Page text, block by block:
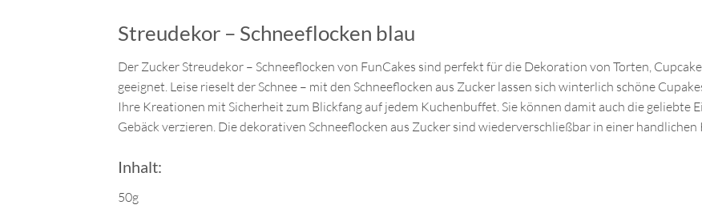
Streudekor – Schneeflocken blau
Der Zucker Streudekor – Schneeflocken von FunCakes sind perfekt für die Dekoration von Torten,
geeignet. Leise rieselt der Schnee – mit den Schneeflocken aus Zucker lassen sich winterlich schöne
Ihre Kreationen mit Sicherheit zum Blickfang auf jedem Kuchenbuffet. Sie können damit auch die geliebte
Gebäck verzieren. Die dekorativen Schneeflocken aus Zucker sind wiederverschließbar in einer
Inhalt:
50g